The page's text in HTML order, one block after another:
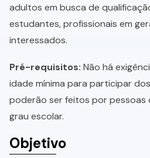
adultos em busca de
estudantes, profissionais em
interessados.
Pré-requisitos: Não há
idade mínima para participar
poderão ser feitos por pessoas
grau escolar.
Objetivo